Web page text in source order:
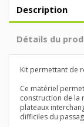
Description
Détails du
Kit permettant de
Ce matériel
construction de la
plateaux
difficiles du